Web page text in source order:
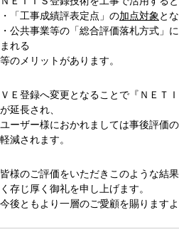
・「工事成績評表定点」の加点対象 と
・公共事業等の「総合評価落札方式」
まれる
等のメリットがあります。
ＶＥ登録へ変更となることで『ＮＥＴ
が延長され、
ユーザー様におかれましては事後評価
軽減されます。
皆様のご評価をいただきこのような結
く存じ厚く御礼を申し上げます。
今後ともより一層のご愛顧を賜ります